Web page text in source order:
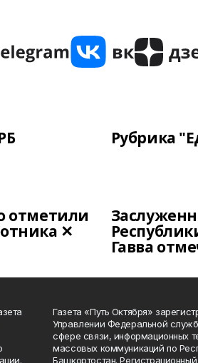
Рубрика
отметили
✕
Гавва
Газета «Путь Октября»
Управлении Федеральной
сфере связи, информационных
массовых коммуникаций по
Башкортостан.